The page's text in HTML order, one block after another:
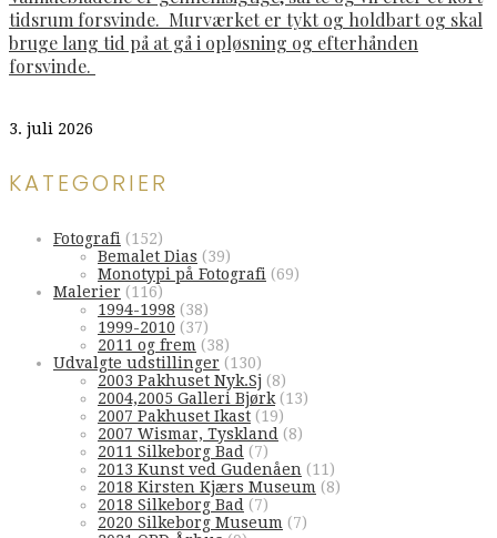
tidsrum forsvinde. Murværket er tykt og holdbart og skal
bruge lang tid på at gå i opløsning og efterhånden
forsvinde.
3. juli 2026
KATEGORIER
Fotografi (152)
Bemalet Dias (39)
Monotypi på Fotografi (69)
Malerier (116)
1994-1998 (38)
1999-2010 (37)
2011 og frem (38)
Udvalgte udstillinger (130)
2003 Pakhuset Nyk.Sj (8)
2004,2005 Galleri Bjørk (13)
2007 Pakhuset Ikast (19)
2007 Wismar, Tyskland (8)
2011 Silkeborg Bad (7)
2013 Kunst ved Gudenåen (11)
2018 Kirsten Kjærs Museum (8)
2018 Silkeborg Bad (7)
2020 Silkeborg Museum (7)